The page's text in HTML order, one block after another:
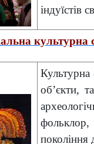
індуїстів
Культурна
об’єкти,
покоління